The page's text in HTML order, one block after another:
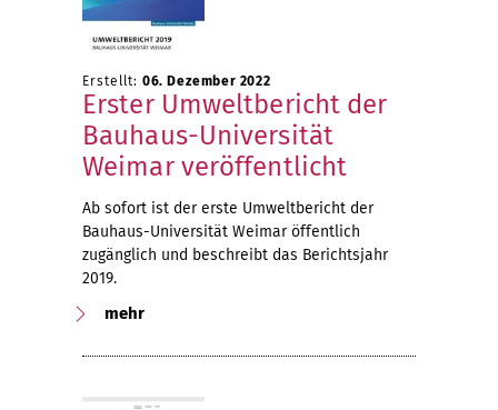
Erstellt: 06. Dezember 2022
Erster Umweltbericht der
Bauhaus-Universität
Weimar veröffentlicht
Ab sofort ist der erste Umweltbericht der
Bauhaus-Universität Weimar öffentlich
zugänglich und beschreibt das Berichtsjahr
2019.
mehr